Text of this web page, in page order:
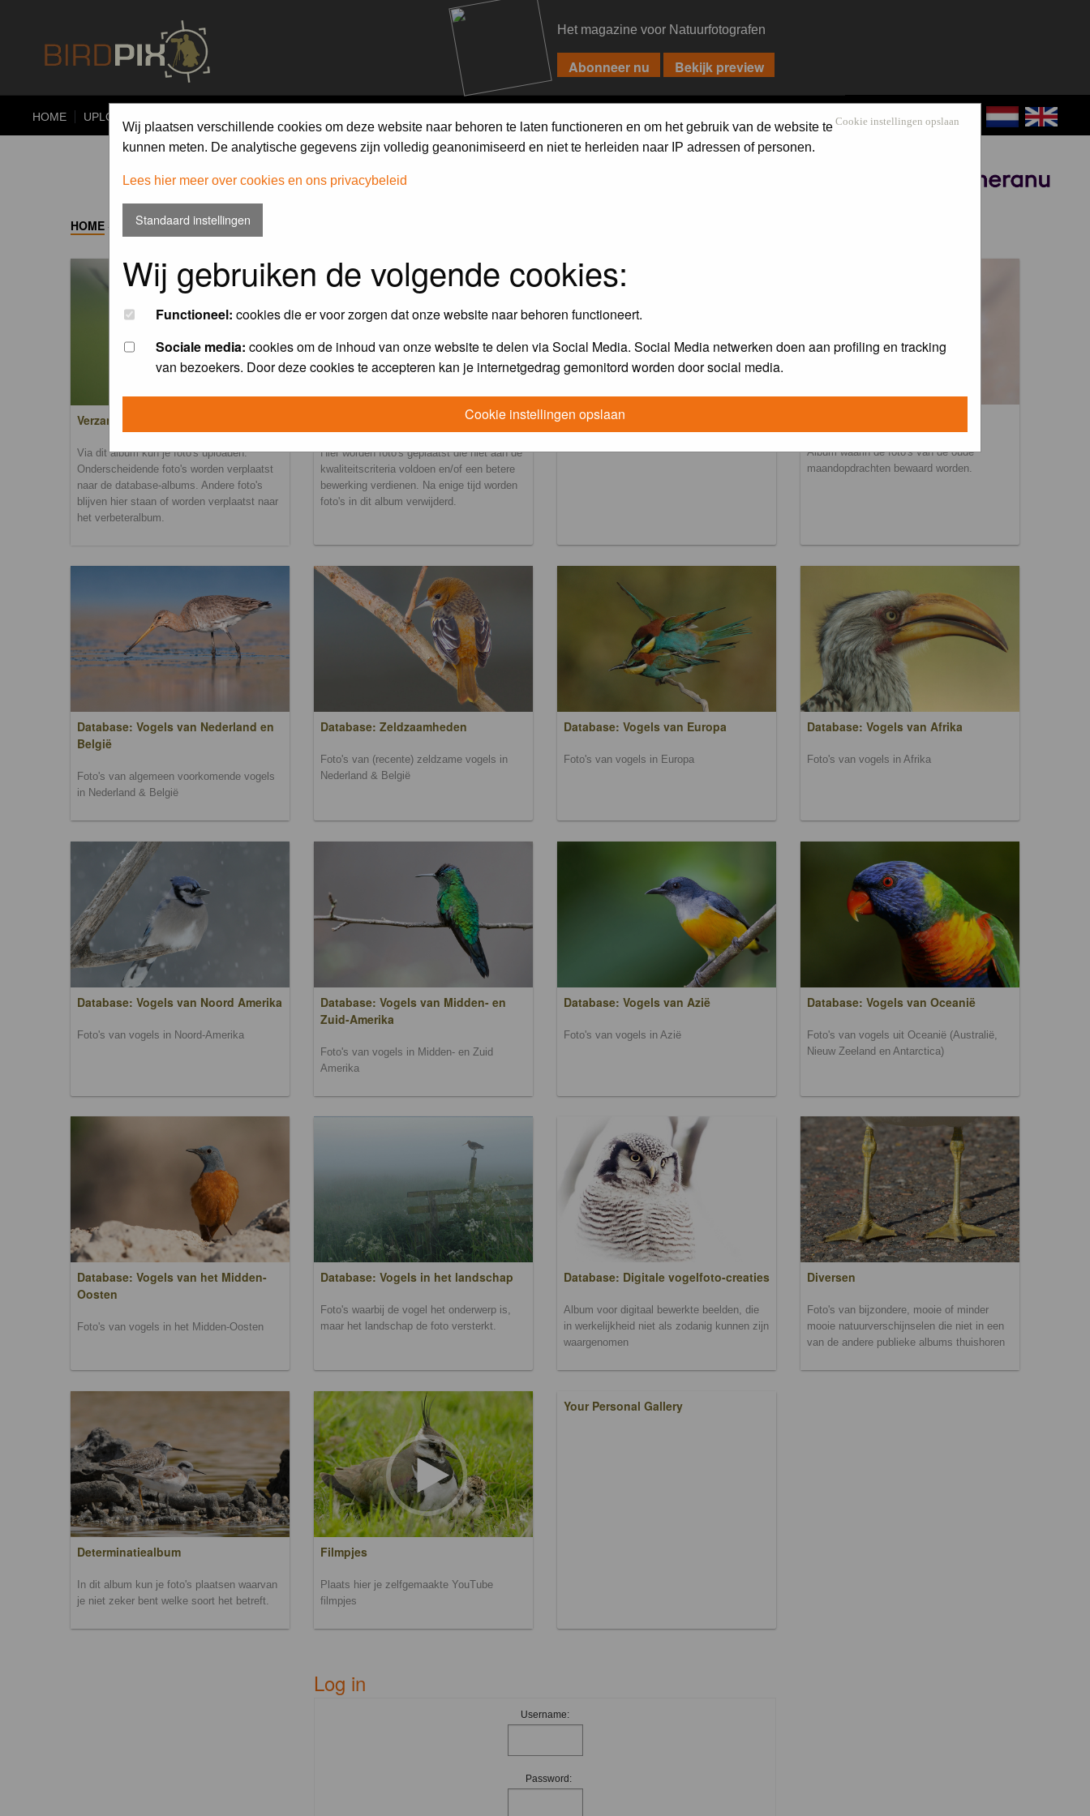
Het magazine voor Natuurfotografen
HOME UPLOAD Cookie instellingen opslaan
Wij plaatsen verschillende cookies om deze website naar behoren te laten functioneren en om het gebruik van de website te
kunnen meten. De analytische gegevens zijn volledig geanonimiseerd en niet te herleiden naar IP adressen of personen.
Lees hier meer over cookies en ons privacybeleid
Standaard instellingen
Wij gebruiken de volgende cookies:
Functioneel: cookies die er voor zorgen dat onze website naar behoren functioneert.
Sociale media: cookies om de inhoud van onze website te delen via Social Media. Social Media netwerken doen aan profiling en tracking
van bezoekers. Door deze cookies te accepteren kan je internetgedrag gemonitord worden door social media.
Cookie instellingen opslaan
HOME -> ALBUM
Verzamel- en uploadalbum
Via dit album kun je foto's uploaden.
Onderscheidende foto's worden verplaatst
naar de database-albums. Andere foto's
blijven hier staan of worden verplaatst naar
het verbeteralbum.
Hier worden foto's geplaatst die niet aan de
kwaliteitscriteria voldoen en/of een betere
bewerking verdienen. Na enige tijd worden
foto's in dit album verwijderd.
Maandopdracht
maandopdracht.
Album waarin de foto's van de oude
maandopdrachten bewaard worden.
Database: Vogels van Nederland en
België
Foto's van algemeen voorkomende vogels
in Nederland & België
Database: Zeldzaamheden
Foto's van (recente) zeldzame vogels in
Nederland & België
Database: Vogels van Europa
Foto's van vogels in Europa
Database: Vogels van Afrika
Foto's van vogels in Afrika
Database: Vogels van Noord Amerika
Foto's van vogels in Noord-Amerika
Database: Vogels van Midden- en
Zuid-Amerika
Foto's van vogels in Midden- en Zuid
Amerika
Database: Vogels van Azië
Foto's van vogels in Azië
Database: Vogels van Oceanië
Foto's van vogels uit Oceanië (Australië,
Nieuw Zeeland en Antarctica)
Database: Vogels van het Midden-
Oosten
Foto's van vogels in het Midden-Oosten
Database: Vogels in het landschap
Foto's waarbij de vogel het onderwerp is,
maar het landschap de foto versterkt.
Database: Digitale vogelfoto-creaties
Album voor digitaal bewerkte beelden, die
in werkelijkheid niet als zodanig kunnen zijn
waargenomen
Diversen
Foto's van bijzondere, mooie of minder
mooie natuurverschijnselen die niet in een
van de andere publieke albums thuishoren
Determinatiealbum
In dit album kun je foto's plaatsen waarvan
je niet zeker bent welke soort het betreft.
Filmpjes
Plaats hier je zelfgemaakte YouTube
filmpjes
Your Personal Gallery
Log in
Username:
Password: